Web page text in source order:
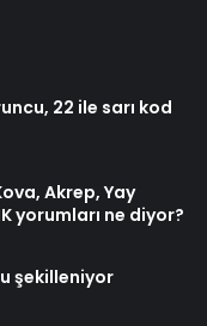
22 ile sarı kod
Akrep, Yay
yorumları ne diyor?
şekilleniyor